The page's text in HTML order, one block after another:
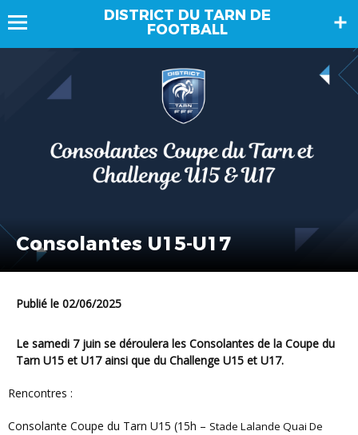
DISTRICT DU TARN DE
FOOTBALL
Consolantes U15-U17
Publié le 02/06/2025
Le samedi 7 juin se déroulera les Consolantes de la Coupe du
Tarn U15 et U17 ainsi que du Challenge U15 et U17.
Rencontres :
Consolante Coupe du Tarn U15 (15h – Stade Lalande Quai De